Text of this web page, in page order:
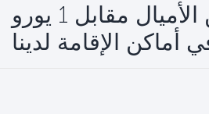
اكسب 2 من الأميال مقابل 1 يورو
أماكن الإقامة لدينا